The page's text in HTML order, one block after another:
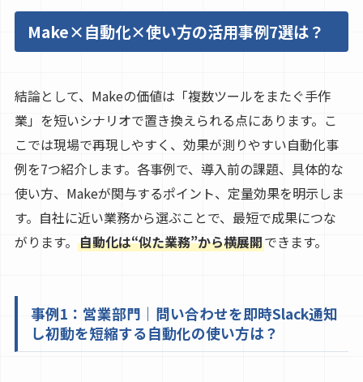
Make×自動化×使い方の活用事例7選は？
結論として、Makeの価値は「複数ツールをまたぐ手作
業」を短いシナリオで置き換えられる点にあります。こ
こでは現場で再現しやすく、効果が測りやすい自動化事
例を7つ紹介します。各事例で、導入前の課題、具体的な
使い方、Makeが関与するポイント、定量効果を明示しま
す。自社に近い業務から選ぶことで、最短で成果につな
がります。 自動化は“似た業務”から横展開できます。
事例1：営業部門｜問い合わせを即時Slack通知
し初動を短縮する自動化の使い方は？